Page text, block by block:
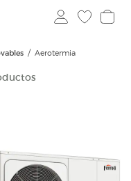
Aerotermia